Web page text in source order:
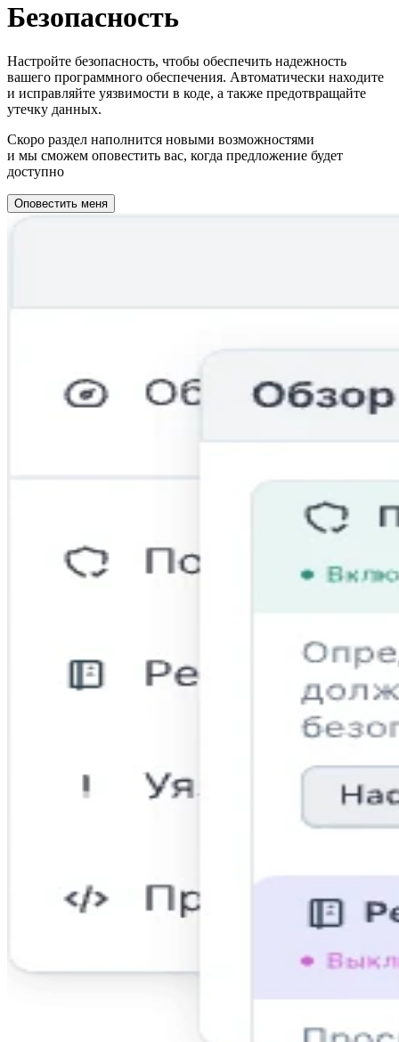
Безопасность
Настройте безопасность, чтобы обеспечить надежность
вашего программного обеспечения. Автоматически находите
и исправляйте уязвимости в коде, а также предотвращайте
утечку данных.
Скоро раздел наполнится новыми возможностями
и мы сможем оповестить вас, когда предложение будет
доступно
Оповестить меня